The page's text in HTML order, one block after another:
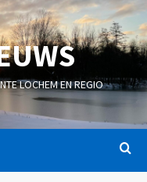
LOCHEM EN REGIO